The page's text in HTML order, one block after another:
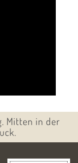
Mitten in der